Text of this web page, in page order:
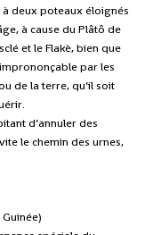
deux poteaux éloignés
à cause du Plâtô de
et le Flakè, bien que
par les
de la terre, qu’il soit
d’annuler des
le chemin des urnes,